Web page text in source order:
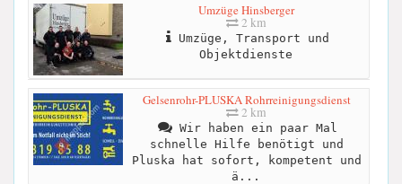
Umzüge Hinsberger
2 km
Umzüge, Transport und
Objektdienste
Gelsenrohr-PLUSKA Rohrreinigungsdienst
2 km
Wir haben ein paar Mal
schnelle Hilfe benötigt und
Pluska hat sofort, kompetent und
ä...